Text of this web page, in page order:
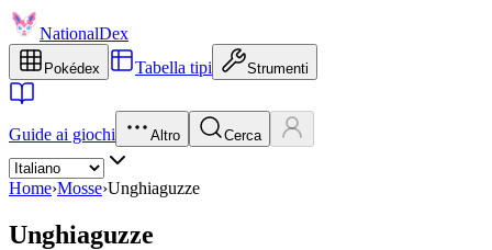
NationalDex
Pokédex Tabella tipi Strumenti
Guide ai giochi Altro Cerca
Home›Mosse›Unghiaguzze
Unghiaguzze